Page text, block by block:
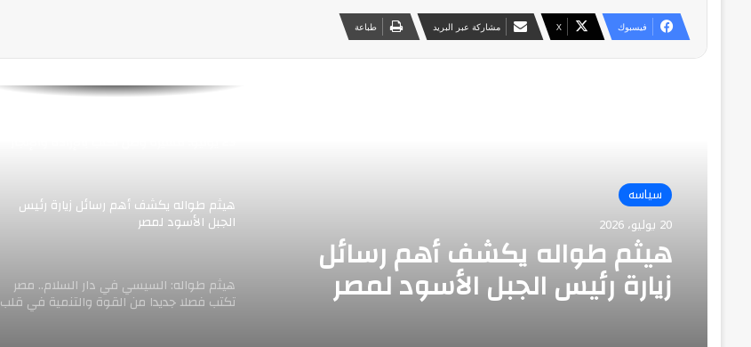
فيسبوك ‫X مشاركة عبر البريد طباعة
سياسه
20 يوليو، 2026
هيثم طواله يكشف أهم رسائل
زيارة رئيس الجبل الأسود لمصر
الدولة ومهد لإنطلاق الجمهورية الجديدة
هيثم طواله يكشف أهم رسائل زيارة رئيس
الجبل الأسود لمصر
هيثم طواله: السيسي في دار السلام.. مصر
تكتب فصلا جديدا من القوة والتنمية في قلب